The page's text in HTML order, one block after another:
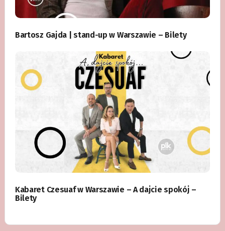
Bartosz Gajda | stand-up w Warszawie – Bilety
Kabaret Czesuaf w Warszawie – A dajcie spokój –
Bilety